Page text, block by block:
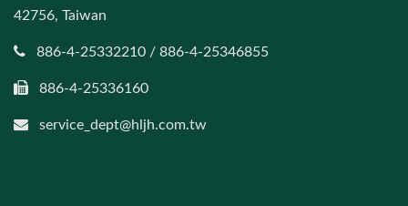
42756, Taiwan
886-4-25332210 / 886-4-25346855
886-4-25336160
service_dept@hljh.com.tw